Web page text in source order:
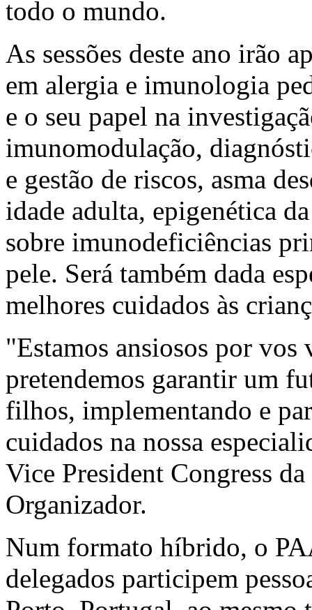
todo o mundo.
As sessões deste ano irão
em alergia e imunologia
e o seu papel na
imunomodulação,
e gestão de riscos, asma
idade adulta, epigenética
sobre imunodeficiências
pele. Será também dada
melhores cuidados às
"Estamos ansiosos por
pretendemos garantir um
filhos, implementando e
cuidados na nossa
Vice President Congress
Organizador.
Num formato híbrido, o
delegados participem